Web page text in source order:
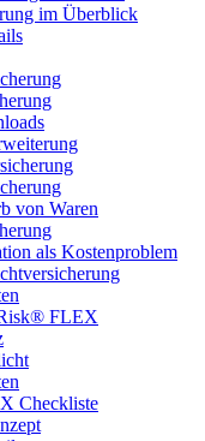
im Überblick
von Waren
als Kostenproblem
FLEX
Checkliste